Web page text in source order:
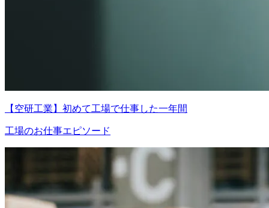
【空研工業】初めて工場で仕事した一年間
工場のお仕事エピソード